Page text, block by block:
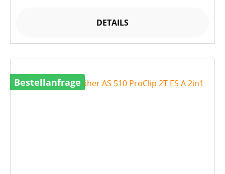
DETAILS
Bestellanfrage